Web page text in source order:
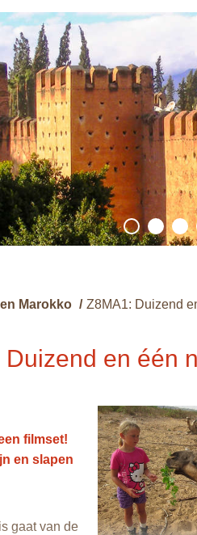
Marokko / Z8MA1: Duizend
en één
filmset!
en slapen
gaat van de